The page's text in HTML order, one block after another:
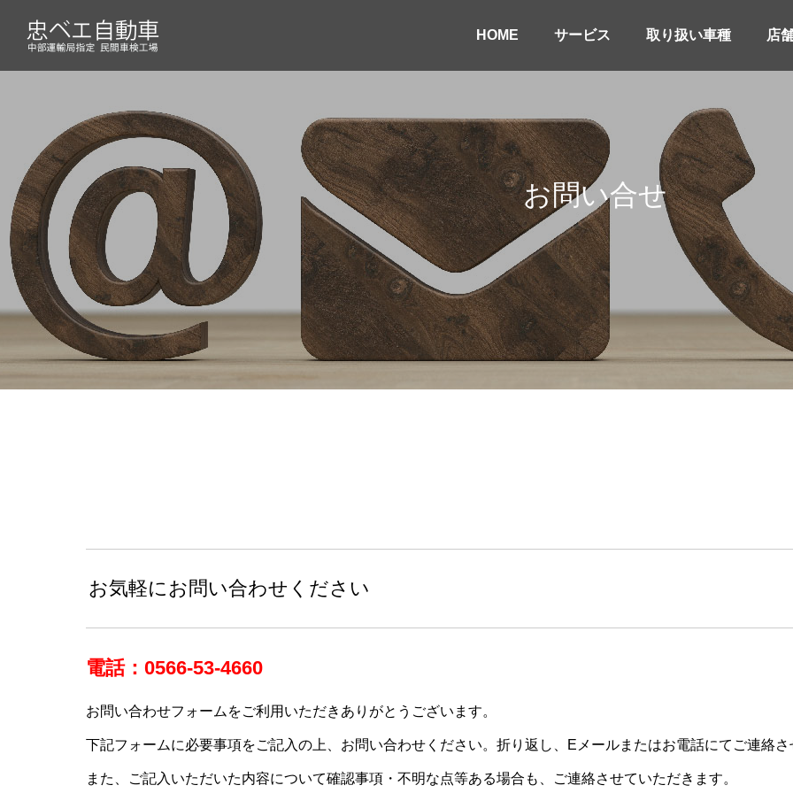
HOME サービス 取り扱い車種 店
お問い合せ
お気軽にお問い合わせください
電話：0566-53-4660
お問い合わせフォームをご利用いただきありがとうございます。
下記フォームに必要事項をご記入の上、お問い合わせください。折り返し、Eメールまたはお電話にてご連絡さ
また、ご記入いただいた内容について確認事項・不明な点等ある場合も、ご連絡させていただきます。